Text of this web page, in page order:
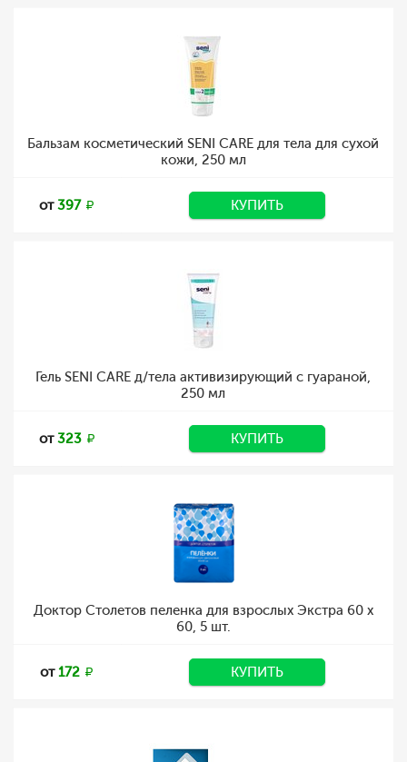
Бальзам косметический SENI CARE для тела для сухой
кожи, 250 мл
от397 КУПИТЬ
Гель SENI CARE д/тела активизирующий с гуараной,
250 мл
от323 КУПИТЬ
Доктор Столетов пеленка для взрослых Экстра 60 х
60, 5 шт.
от172 КУПИТЬ